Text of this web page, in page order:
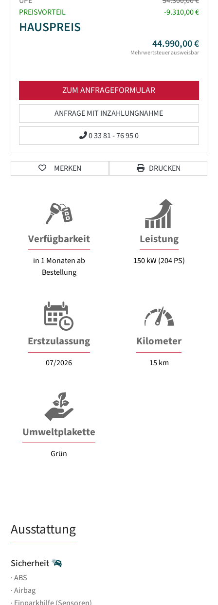
PREISVORTEIL
-9.310,00 €
HAUSPREIS
44.990,00 €
Mehrwertsteuer ausweisbar
ZUM ANFRAGEFORMULAR
ANFRAGE MIT INZAHLUNGNAHME
0 33 81 - 76 95 0
MERKEN DRUCKEN
Verfügbarkeit
in 1 Monaten ab
Bestellung
Leistung
150 kW (204 PS)
Erstzulassung
07/2026
Kilometer
15 km
Umweltplakette
Grün
Ausstattung
Sicherheit
ABS
Airbag